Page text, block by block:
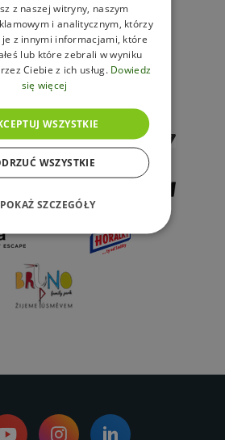
z naszej witryny, naszym
i analitycznym, którzy
je z innymi informacjami, które
lub które zebrali w wyniku
Ciebie z ich usług. Dowiedz
się więcej
WSZYSTKIE
WSZYSTKIE
POKAŻ SZCZEGÓŁY